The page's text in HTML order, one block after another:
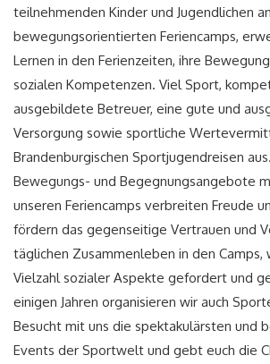
teilnehmenden Kinder und Jugendlichen
bewegungsorientierten Feriencamps,
Lernen in den Ferienzeiten, ihre
sozialen Kompetenzen. Viel Sport,
ausgebildete Betreuer, eine gute und
Versorgung sowie sportliche
Brandenburgischen Sportjugendreisen
Bewegungs- und Begegnungsangebote
unseren Feriencamps verbreiten Freude
fördern das gegenseitige Vertrauen und
täglichen Zusammenleben in den Camps,
Vielzahl sozialer Aspekte gefordert und
einigen Jahren organisieren wir auch
Besucht mit uns die spektakulärsten und
Events der Sportwelt und gebt euch die